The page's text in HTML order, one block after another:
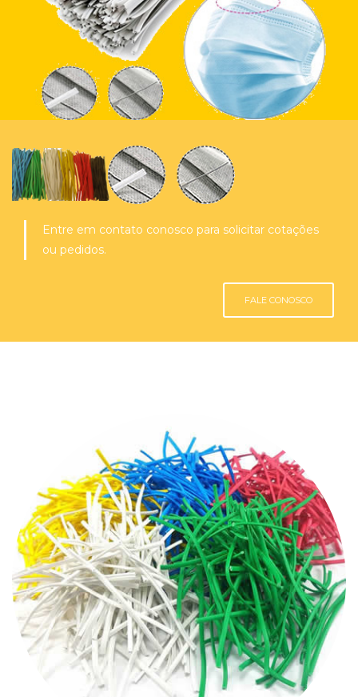
Entre em contato conosco para solicitar cotações
ou pedidos.
FALE CONOSCO